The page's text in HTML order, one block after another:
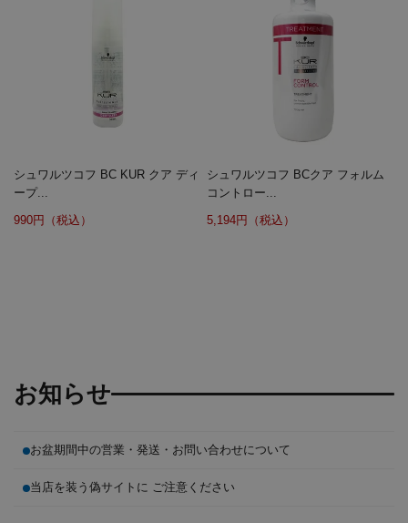
シュワルツコフ BC KUR クア ディ
ープ...
990円（税込）
シュワルツコフ BCクア フォルム
コントロー...
5,194円（税込）
お知らせ
お盆期間中の営業・発送・お問い合わせについて
当店を装う偽サイトに ご注意ください